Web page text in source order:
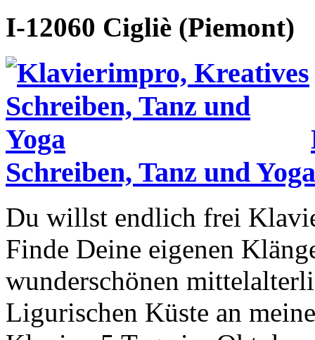
I-12060 Cigliè (Piemont)
Schreiben, Tanz und Yoga
Du willst endlich frei
Finde Deine eigenen
wunderschönen
Ligurischen Küste an